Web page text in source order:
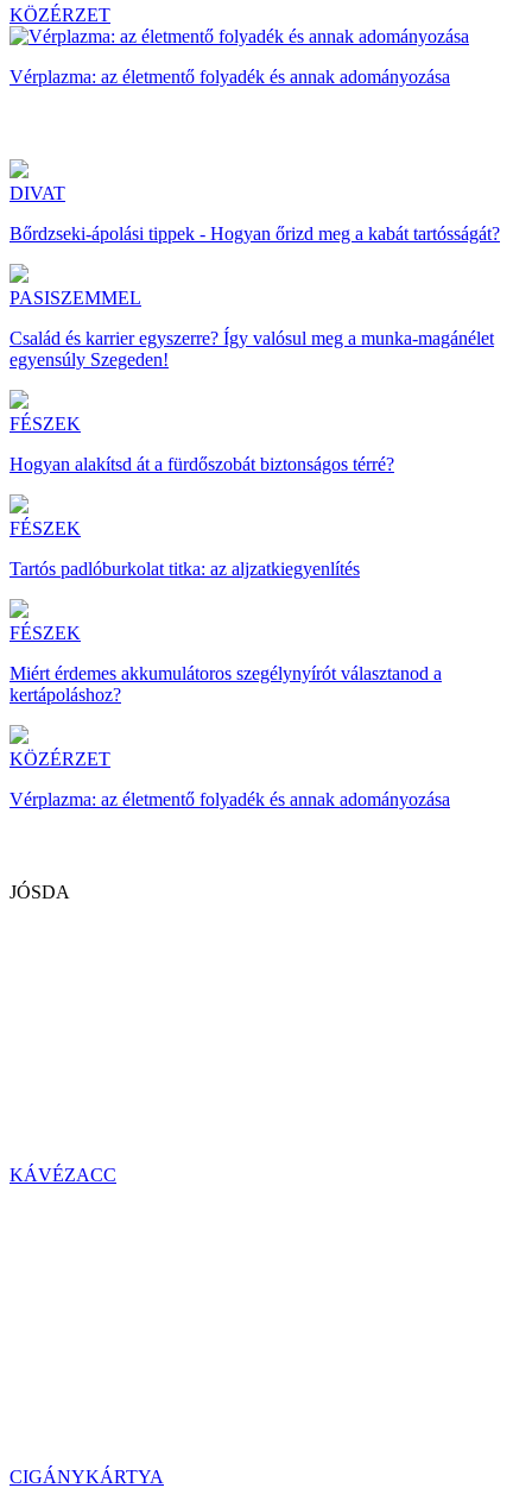
KÖZÉRZET
Vérplazma: az életmentő folyadék és annak adományozása
DIVAT
Bőrdzseki-ápolási tippek - Hogyan őrizd meg a kabát tartósságát?
PASISZEMMEL
Család és karrier egyszerre? Így valósul meg a munka-magánélet
egyensúly Szegeden!
FÉSZEK
Hogyan alakítsd át a fürdőszobát biztonságos térré?
FÉSZEK
Tartós padlóburkolat titka: az aljzatkiegyenlítés
FÉSZEK
Miért érdemes akkumulátoros szegélynyírót választanod a
kertápoláshoz?
KÖZÉRZET
Vérplazma: az életmentő folyadék és annak adományozása
JÓSDA
KÁVÉZACC
CIGÁNYKÁRTYA